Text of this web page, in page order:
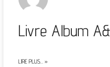
Livre Album
LIRE PLUS… »